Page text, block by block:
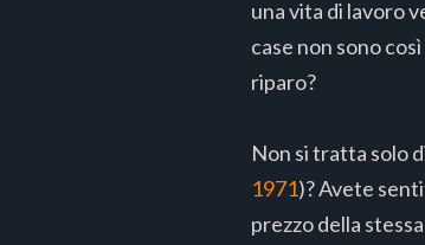
una vita di lavoro
case non sono
riparo?
Non si tratta solo
1971)? Avete
prezzo della